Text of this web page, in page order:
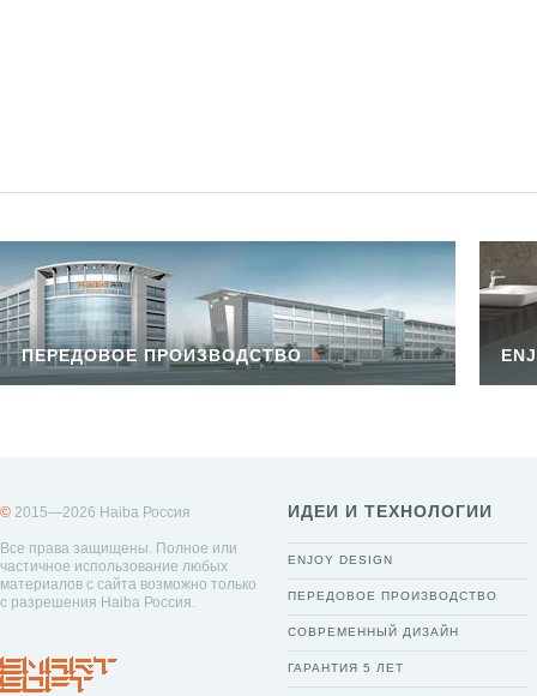
ПЕРЕДОВОЕ ПРОИЗВОДСТВО
© 2015—2026 Haiba Россия
Все права защищены. Полное или
частичное использование любых
материалов с сайта возможно только
с разрешения Haiba Россия.
ИДЕИ И ТЕХНОЛОГИИ
ENJOY DESIGN
ПЕРЕДОВОЕ ПРОИЗВОДСТВО
СОВРЕМЕННЫЙ ДИЗАЙН
ГАРАНТИЯ 5 ЛЕТ